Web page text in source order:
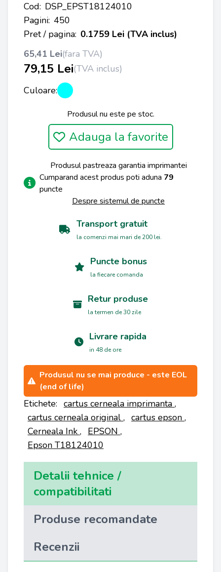
Cod: DSP_EPST18124010
Pagini: 450
Pret / pagina: 0.1759 Lei (TVA inclus)
65,41 Lei(fara TVA)
79,15 Lei(TVA inclus)
Culoare:
Produsul nu este pe stoc.
Adauga la favorite
Produsul pastreaza garantia imprimantei
Cumparand acest produs poti aduna 79
puncte
Despre sistemul de puncte
Transport gratuit
la comenzi mai mari de 200 lei.
Puncte bonus
la fiecare comanda
Retur produse
la termen de 30 zile
Livrare rapida
in 48 de ore
Produsul nu se mai produce - este EOL
(end of life)
Etichete: cartus cerneala imprimanta ,
cartus cerneala original , cartus epson ,
Cerneala Ink , EPSON ,
Epson T18124010
Detalii tehnice /
compatibilitati
Produse recomandate
Recenzii